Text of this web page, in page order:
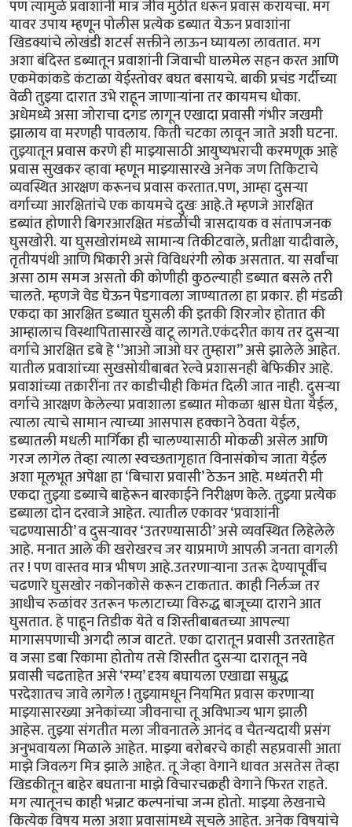
पण त्यामुळे प्रवाशांनी मात्र जीव मुठीत धरून प्रवास करायचा. मग
यावर उपाय म्हणून पोलीस प्रत्येक डब्यात येऊन प्रवाशांना
खिडक्यांचे लोखंडी शटर्स सक्तीने लाऊन घ्यायला लावतात. मग
अशा बंदिस्त डब्यातून प्रवाशांनी जिवाची घालमेल सहन करत आणि
एकमेकांकडे कंटाळा येईस्तोवर बघत बसायचे. बाकी प्रचंड गर्दीच्या
वेळी तुझ्या दारात उभे राहून जाणाऱ्यांना तर कायमच धोका.
अधेमध्ये असा जोराचा दगड लागून एखादा प्रवासी गंभीर जखमी
झालाय वा मरणही पावलाय. किती चटका लावून जाते अशी घटना.
तुझ्यातून प्रवास करणे ही माझ्यासाठी आयुष्यभराची करमणूक आहे
प्रवास सुखकर व्हावा म्हणून माझ्यासारखे अनेक जण तिकिटाचे
व्यवस्थित आरक्षण करूनच प्रवास करतात.पण, आम्हा दुसऱ्या
वर्गाच्या आरक्षितांचे एक कायमचे दुखः आहे.ते म्हणजे आरक्षित
डब्यांत होणारी बिगरआरक्षित मंडळींची त्रासदायक व संतापजनक
घुसखोरी. या घुसखोरांमध्ये सामान्य तिकीटवाले, प्रतीक्षा यादीवाले,
तृतीयपंथी आणि भिकारी असे विविधरंगी लोक असतात. या सर्वांचा
असा ठाम समज असतो की कोणीही कुठल्याही डब्यात बसले तरी
चालते. म्हणजे वेड घेऊन पेडगावला जाण्यातला हा प्रकार. ही मंडळी
एकदा का आरक्षित डब्यात घुसली की इतकी शिरजोर होतात की
आम्हालाच विस्थापितासारखे वाटू लागते.एकंदरीत काय तर दुसऱ्या
वर्गाचे आरक्षित डबे हे ‘’आओ जाओ घर तुम्हारा’’ असे झालेले आहेत.
यातील प्रवाशांच्या सुखसोयीबाबत रेल्वे प्रशासनही बेफिकीर आहे.
प्रवाशांच्या तक्रारींना तर काडीचीही किमंत दिली जात नाही. दुसऱ्या
वर्गाचे आरक्षण केलेल्या प्रवाशाला डब्यात मोकळा श्वास घेता येईल,
त्याला त्याचे सामान त्याच्या आसपास हक्काने ठेवता येईल,
डब्यातली मधली मार्गिका ही चालण्यासाठी मोकळी असेल आणि
गरज लागेल तेव्हा त्याला स्वच्छतागृहात विनासंकोच जाता येईल
अशा मूलभूत अपेक्षा हा ‘बिचारा प्रवासी’ ठेऊन आहे. मध्यंतरी मी
एकदा तुझ्या डब्याचे बाहेरून बारकाईने निरीक्षण केले. तुझ्या प्रत्येक
डब्याला दोन दरवाजे आहेत. त्यातील एकावर ‘प्रवाशांनी
चढण्यासाठी’ व दुसऱ्यावर ‘उतरण्यासाठी’ असे व्यवस्थित लिहेलेले
आहे. मनात आले की खरोखरच जर याप्रमाणे आपली जनता वागली
तर ! पण वास्तव मात्र भीषण आहे.उतरणाऱ्याना उतरू देण्यापूर्वीच
चढणारे घुसखोर नकोनकोसे करून टाकतात. काही निर्लज्ज तर
आधीच रुळांवर उतरून फलाटाच्या विरुद्ध बाजूच्या दाराने आत
घुसतात. हे पाहून तिडीक येते व शिस्तीबाबतच्या आपल्या
मागासपणाची अगदी लाज वाटते. एका दारातून प्रवासी उतरताहेत
व जसा डबा रिकामा होतोय तसे शिस्तीत दुसऱ्या दारातून नवे
प्रवासी चढताहेत असे ‘रम्य’ दृश्य बघायला एखाद्या सम्रुद्ध
परदेशातच जावे लागेल ! तुझ्यामधून नियमित प्रवास करणाऱ्या
माझ्यासारख्या अनेकांच्या जीवनाचा तू अविभाज्य भाग झाली
आहेस. तुझ्या संगतीत मला जीवनातले आनंद व चैतन्यदायी प्रसंग
अनुभवायला मिळाले आहेत. माझ्या बरोबरचे काही सहप्रवासी आता
माझे जिवलग मित्र झाले आहेत. तू जेव्हा वेगाने धावत असतेस तेव्हा
खिडकीतून बाहेर बघताना माझे विचारचक्रही वेगाने फिरत राहते.
मग त्यातूनच काही भन्नाट कल्पनांचा जन्म होतो. माझ्या लेखनाचे
कित्येक विषय मला अशा प्रवासांमध्ये सुचले आहेत. अनेक विषयांचे